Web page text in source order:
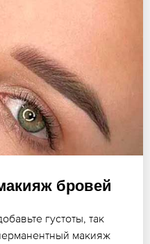
бровей
густоты, так
макияж